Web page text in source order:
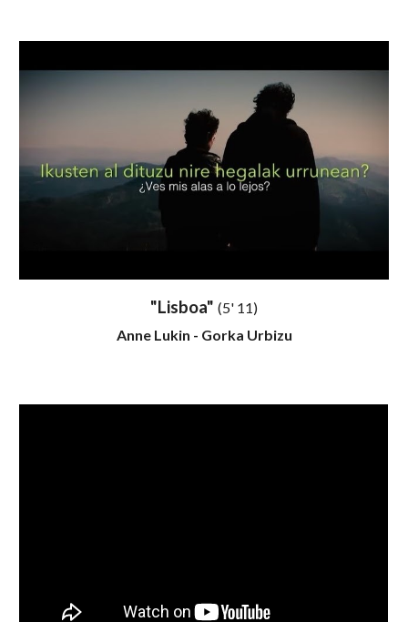
"Lisboa" (5' 11)
Anne Lukin - Gorka Urbizu